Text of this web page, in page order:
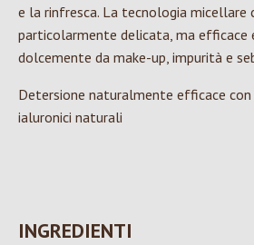
e la rinfresca. La tecnologia micellare
particolarmente delicata, ma efficace
dolcemente da make-up, impurità e
Detersione naturalmente efficace con
ialuronici naturali
INGREDIENTI